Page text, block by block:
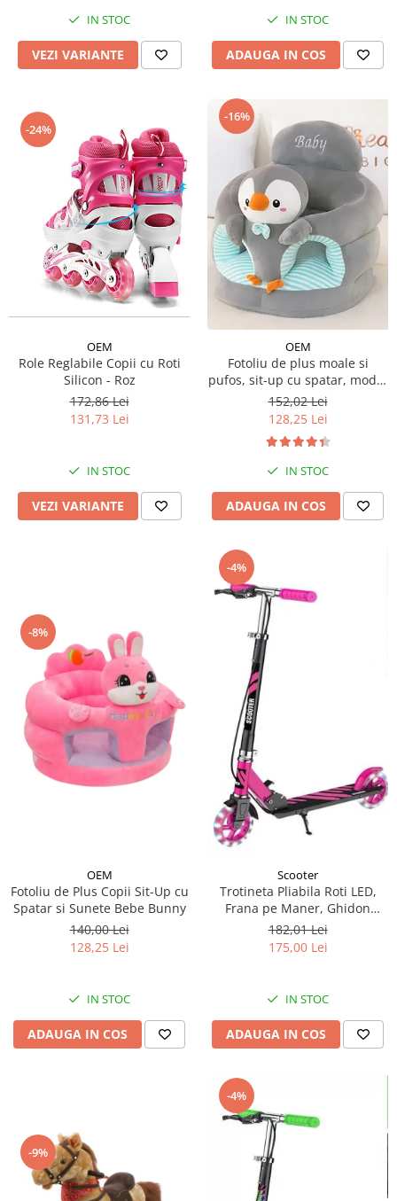
IN STOC
VEZI VARIANTE
IN STOC
ADAUGA IN COS
-24%
OEM
Role Reglabile Copii cu Roti
Silicon - Roz
172,86 Lei
131,73 Lei
IN STOC
VEZI VARIANTE
-16%
OEM
Fotoliu de plus moale si
pufos, sit-up cu spatar, model
animalute
152,02 Lei
128,25 Lei
IN STOC
ADAUGA IN COS
-8%
OEM
Fotoliu de Plus Copii Sit-Up cu
Spatar si Sunete Bebe Bunny
140,00 Lei
128,25 Lei
IN STOC
ADAUGA IN COS
-4%
Scooter
Trotineta Pliabila Roti LED,
Frana pe Maner, Ghidon
Reglabil - Roz
182,01 Lei
175,00 Lei
IN STOC
ADAUGA IN COS
-9%
-4%